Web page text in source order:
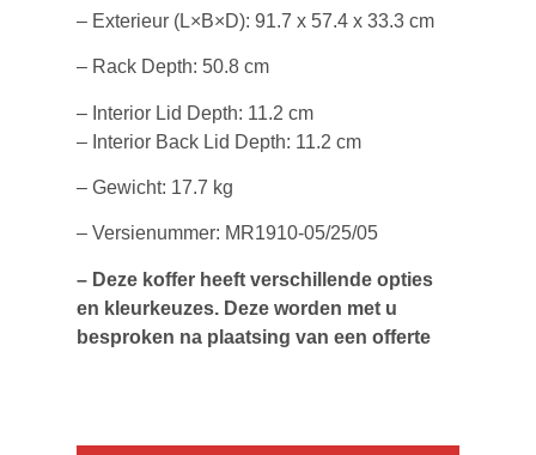
– Exterieur (L×B×D): 91.7 x 57.4 x 33.3 cm
– Rack Depth: 50.8 cm
– Interior Lid Depth: 11.2 cm
– Interior Back Lid Depth: 11.2 cm
– Gewicht: 17.7 kg
– Versienummer: MR1910-05/25/05
– Deze koffer heeft verschillende opties
en kleurkeuzes. Deze worden met u
besproken na plaatsing van een offerte